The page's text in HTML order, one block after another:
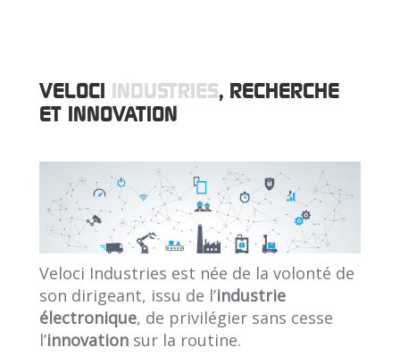
VELOCI INDUSTRIES, RECHERCHE
ET INNOVATION
Veloci Industries est née de la volonté de
son dirigeant, issu de l’industrie
électronique, de privilégier sans cesse
l’innovation sur la routine.